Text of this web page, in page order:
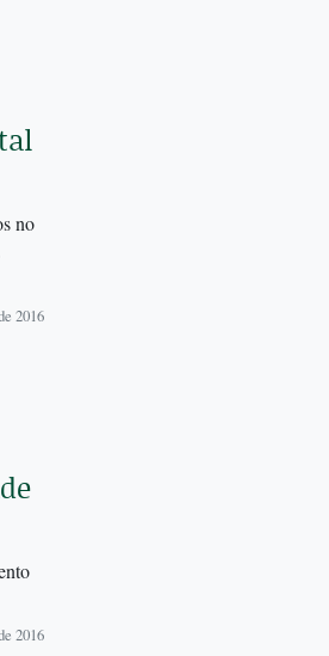
no
2016
2016